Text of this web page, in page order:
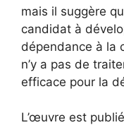
mais il suggère
candidat à
dépendance à la
n’y a pas de
efficace pour la
L’œuvre est